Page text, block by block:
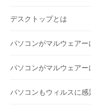
デスクトップとは
パソコンがマルウェア
パソコンがマルウェアー
パソコンもウィルスに感